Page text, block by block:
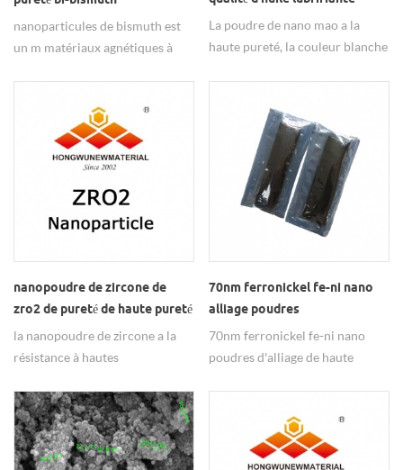
nanoparticules
nanoparticules de bismuth est
un m matériaux agnétiques à
La poudre de nano mao a la
haute pureté, la couleur blanche
nanopoudre de zircone de
zro2 de pureté de haute pureté
la nanopoudre de zircone a la
résistance à hautes
chimique, largement utilisée
dans les céramiques
fonctionnelles.
70nm ferronickel fe-ni nano
alliage poudres
70nm ferronickel fe-ni nano
poudres d'alliage de haute